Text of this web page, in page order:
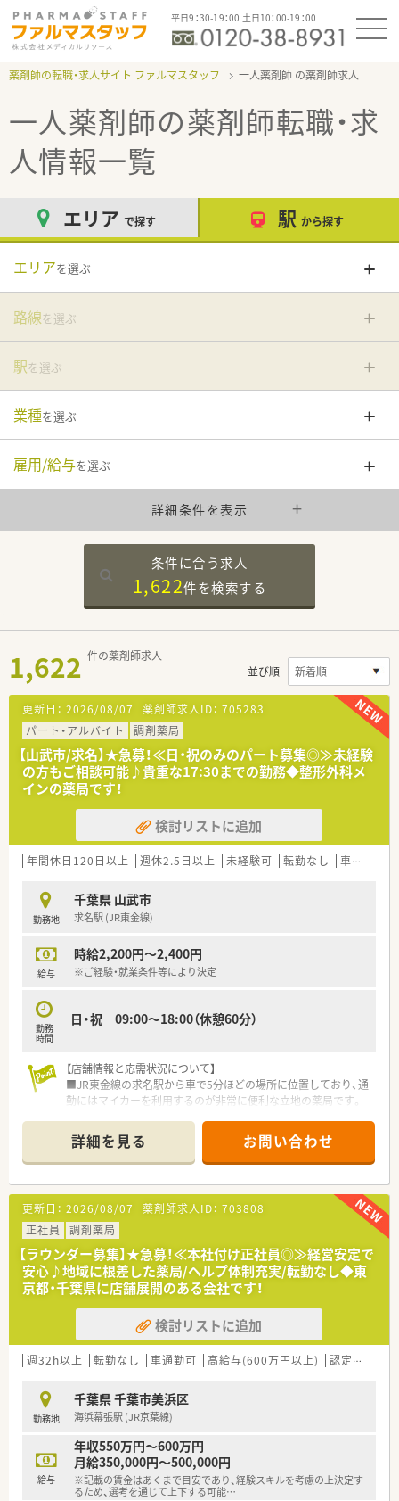
平日9：30-19：00 土日10：00-19：00
薬剤師の転職・求人サイト ファルマスタッフ 一人薬剤師
一人薬剤師の薬剤師転職・求
人情報一覧
エリア で探す 駅 から探す
エリアを選ぶ
路線を選ぶ
駅を選ぶ
業種を選ぶ
雇用/給与を選ぶ
詳細条件を表示
条件に合う求人
1,622件を検索する
1,622 件の薬剤師求人
並び順
更新日： 2026/08/07 薬剤師求人ID： 705283
パート・アルバイト
調剤薬局
【山武市/求名】★急募！≪日・祝のみのパート募集◎≫未経験
の方もご相談可能♪貴重な17:30までの勤務◆整形外科メ
インの薬局です！
検討リストに追加
年間休日120日以上 週休2.5日以上 未経験可 転勤なし 車通勤可
勤務地
千葉県 山武市
求名駅 (JR東金線)
給与
時給2,200円～2,400円
※ご経験・就業条件等により決定
勤務
時間
日・祝 09:00～18:00（休憩60分）
【店舗情報と応需状況について】
■JR東金線の求名駅から車で5分ほどの場所に位置しており、通
勤にはマイカーを利用するのが非常に便利な立地の薬局です。
ており、処方内容は比較的固定されているため落ち着いて働けま
す。
■日々の業務は薬剤師1名と事務員1名の少人数体制となってお
り、お互いに協力しながらアットホームな雰囲気で運営していま
す。
【法人特徴について】
■地域に根ざした運営を続けている有限会社であり、大手チェー
ン店にはない柔軟な対応とアットホームな社風が大きな魅力の
法人です。
■2004年の開局以来、地域医療に貢献することを目標として掲
げ、患者様との信頼関係を第一に考えた店舗展開を行っていま
■転勤の心配がないため、一つの土地に腰を据えて長く働きたい
と考えている薬剤師の方には最適な就業環境が整っている法人
【想定される業務内容】
■整形外科を主とした処方箋の調剤業務を中心に、監査や服薬指
導などの一連の薬剤師業務を1人体制で担当していただく予定で
す。
■複雑な配合変化や特殊な調剤が少ない科目特性があるため、正
確な調剤と丁寧な説明を心がけることが主な業務のポイントで
詳細を見る お問い合わせ
更新日： 2026/08/07 薬剤師求人ID： 703808
正社員
調剤薬局
【ラウンダー募集】★急募！≪本社付け正社員◎≫経営安定で
安心♪地域に根差した薬局/ヘルプ体制充実/転勤なし◆東
京都・千葉県に店舗展開のある会社です！
検討リストに追加
週32h以上 転勤なし 車通勤可 高給与(600万円以上) 認定薬剤師取得支援あり
勤務地
千葉県 千葉市美浜区
海浜幕張駅 (JR京葉線)
給与
年収550万円～600万円
月給350,000円～500,000円
※記載の賃金はあくまで目安であり、経験スキルを考慮の上決定す
るため、選考を通じて上下する可能…